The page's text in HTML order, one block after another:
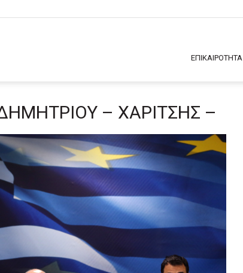
ΕΠΙΚΑΙΡΟΤΗΤΑ
– ΧΑΡΙΤΣΗΣ –